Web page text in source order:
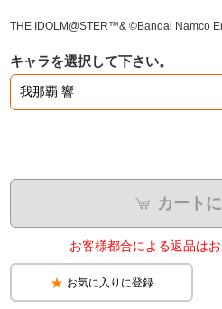
モフモフパレード
THE IDOLM@STER™& ©Bandai Namco
キャラを選択して下さい。
カート
お客様都合による返品は
お気に入りに登録